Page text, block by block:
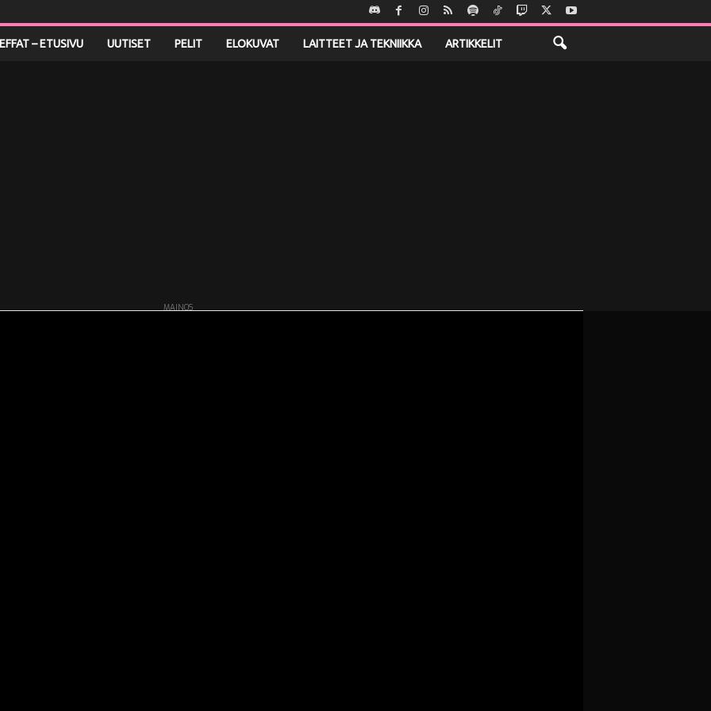
– ETUSIVU UUTISET PELIT ELOKUVAT LAITTEET JA TEKNIIKKA ARTIKKELIT
MAINOS